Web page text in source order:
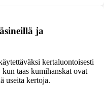
ja
kertaluontoisesti
taas kumihanskat ovat
useita kertoja.